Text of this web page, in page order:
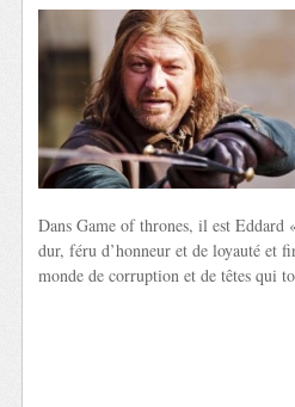
Dans Game of thrones, il est Eddard
dur, féru d’honneur et de loyauté et
monde de corruption et de têtes qui